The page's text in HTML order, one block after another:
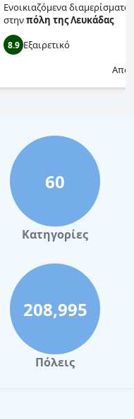
Ενοικιαζόμενα διαμερίσματα
στηνπόλη της Λευκάδας
8.9 Εξαιρετικό
Από
60
Κατηγορίες
208,995
Πόλεις